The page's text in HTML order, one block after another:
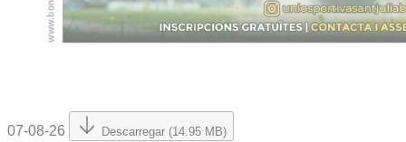
07-08-26 Descarregar (14.95 MB)